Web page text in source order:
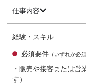
仕事内容
経験・スキル
必須要件（いずれか必須
・販売や接客または営
す）